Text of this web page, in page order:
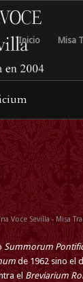
Inicio Misa
Voce Sevilla - Misa
Summorum
de 1962 sino el
elBreviarium